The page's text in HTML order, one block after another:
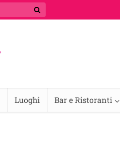
Luoghi Bar e Ristoranti